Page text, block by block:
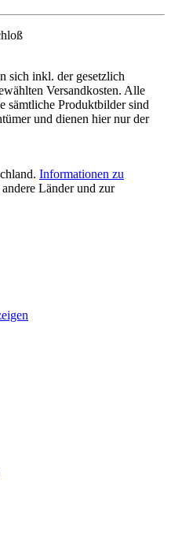
sich inkl. der gesetzlich
Versandkosten. Alle
sämtliche Produktbilder sind
und dienen hier nur der
Informationen zu
Länder und zur